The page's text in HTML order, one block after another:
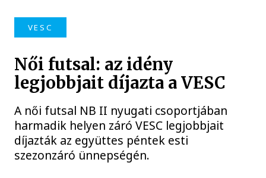
VESC
Női futsal: az idény
legjobbjait díjazta a VESC
A női futsal NB II nyugati csoportjában
harmadik helyen záró VESC legjobbjait
díjazták az együttes péntek esti
szezonzáró ünnepségén.